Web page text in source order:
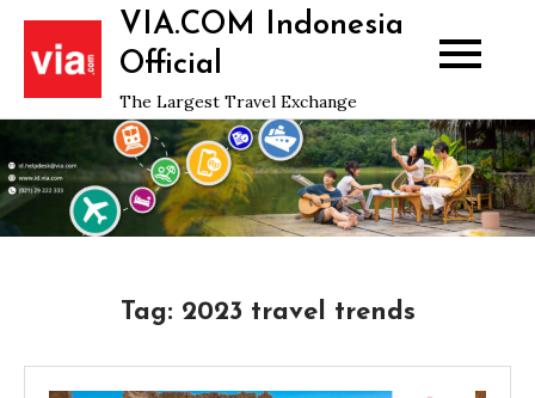
Skip
content
VIA.COM Indonesia
Official
The Largest Travel Exchange
Tag: 2023 travel trends